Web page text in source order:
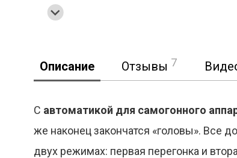
Описание Отзывы 7
С автоматикой для самогонного
же наконец закончатся «головы». Все
двух режимах: первая перегонка и